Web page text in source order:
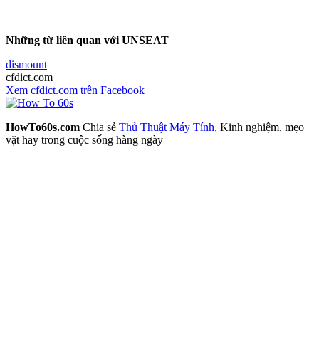
Những từ liên quan với UNSEAT
dismount
cfdict.com
Xem cfdict.com trên Facebook
HowTo60s.com Chia sẻ Thủ Thuật Máy Tính, Kinh nghiệm, mẹo
vặt hay trong cuộc sống hàng ngày